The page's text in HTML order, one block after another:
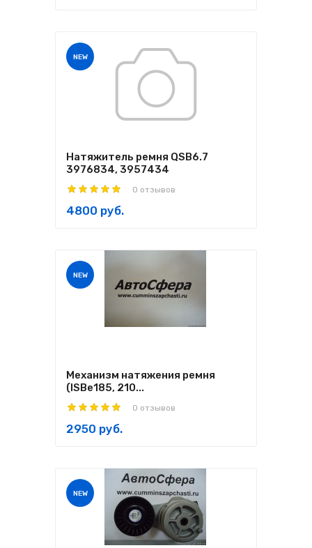
NEW
Натяжитель ремня QSB6.7
3976834, 3957434
0 отзывов
4800 руб.
NEW
Механизм натяжения ремня
(ISBe185, 210...
0 отзывов
2950 руб.
NEW